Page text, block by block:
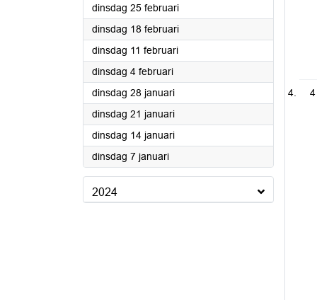
dinsdag 25 februari2025
dinsdag 18 februari2025
dinsdag 11 februari2025
dinsdag 4 februari2025
dinsdag 28 januari2025
dinsdag 21 januari2025
dinsdag 14 januari2025
dinsdag 7 januari2025
2024
4